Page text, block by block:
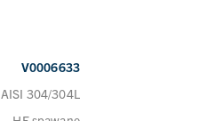
V0006633
AISI 304/304L